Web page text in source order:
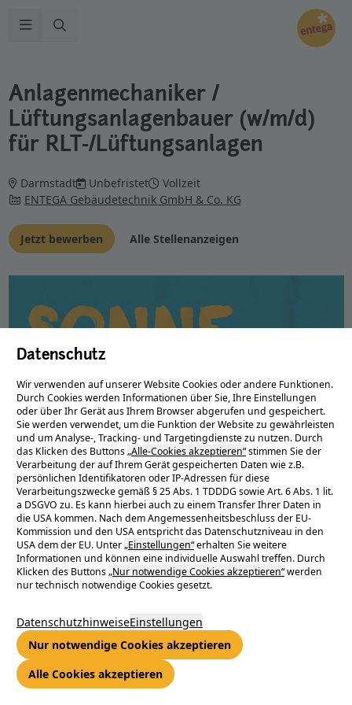
Datenschutz
Wir verwenden auf unserer Website Cookies oder andere Funktionen.
Durch Cookies werden Informationen über Sie, Ihre Einstellungen
oder über Ihr Gerät aus Ihrem Browser abgerufen und gespeichert.
Sie werden verwendet, um die Funktion der Website zu gewährleisten
und um Analyse-, Tracking- und Targetingdienste zu nutzen. Durch
das Klicken des Buttons„Alle-Cookies akzeptieren“stimmen Sie der
Verarbeitung der auf Ihrem Gerät gespeicherten Daten wie z.B.
persönlichen Identifikatoren oder IP-Adressen für diese
Verarbeitungszwecke gemäß § 25 Abs. 1 TDDDG sowie Art. 6 Abs. 1 lit.
a DSGVO zu. Es kann hierbei auch zu einem Transfer Ihrer Daten in
die USA kommen. Nach dem Angemessenheitsbeschluss der EU-
Kommission und den USA entspricht das Datenschutzniveau in den
USA dem der EU. Unter„Einstellungen“erhalten Sie weitere
Informationen und können eine individuelle Auswahl treffen. Durch
Klicken des Buttons„Nur notwendige Cookies akzeptieren“werden
nur technisch notwendige Cookies gesetzt.
DatenschutzhinweiseEinstellungen
Nur notwendige Cookies akzeptieren
Alle Cookies akzeptieren
Anlagenmechaniker /
Lüftungsanlagenbauer (w/m/d)
für RLT-/Lüftungsanlagen
Darmstadt Unbefristet
Vollzeit
ENTEGA Gebäudetechnik GmbH & Co. KG
Jetzt bewerben Alle Stellenanzeigen
Sonne
tanken
zum Beruf machen!
Deine Aufgaben - Die Zukunft
mitgestalten: